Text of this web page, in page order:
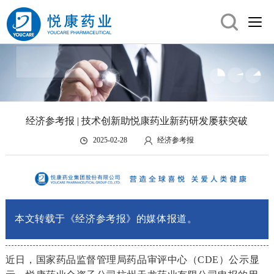
经济参考报 | 技术创新助悦康药业新药研发屡获突破
2025-02-28 经济参考报
本文转载于《经济参考报》的媒体报道。
近日，国家药品监督管理局药品审评中心（CDE）公示显